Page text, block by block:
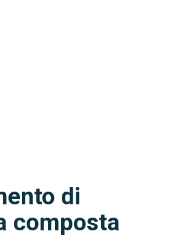
di
composta